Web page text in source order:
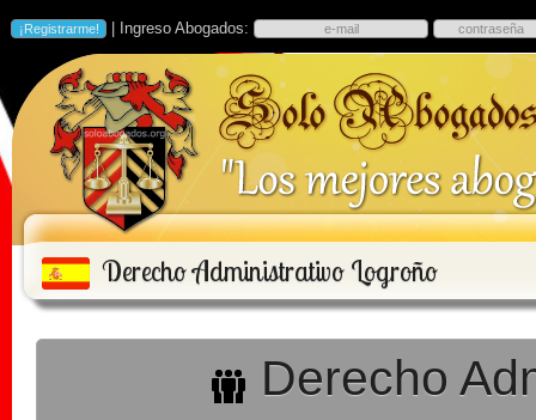
| Ingreso Abogados:
Derecho Administrativo Logroño
Derecho